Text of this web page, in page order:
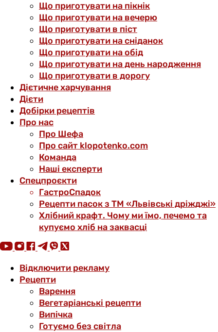
Що приготувати на пікнік
Що приготувати на вечерю
Що приготувати в піст
Що приготувати на сніданок
Що приготувати на обід
Що приготувати на день народження
Що приготувати в дорогу
Дієтичне харчування
Дієти
Добірки рецептів
Про нас
Про Шефа
Про сайт klopotenko.com
Команда
Наші експерти
Спецпроєкти
ГастроСпадок
Рецепти пасок з ТМ «Львівські дріжджі»
Хлібний крафт. Чому ми їмо, печемо та
купуємо хліб на заквасці
Відключити рекламу
Рецепти
Варення
Вегетаріанські рецепти
Випічка
Готуємо без світла